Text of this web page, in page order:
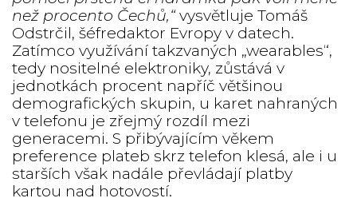
než procento Čechů,“vysvětluje Tomáš
Odstrčil, šéfredaktor Evropy v datech.
Zatímco využívání takzvaných „wearables“,
tedy nositelné elektroniky, zůstává v
jednotkách procent napříč většinou
demografických skupin, u karet nahraných
v telefonu je zřejmý rozdíl mezi
generacemi. S přibývajícím věkem
preference plateb skrz telefon klesá, ale i u
starších však nadále převládají platby
kartou nad hotovostí.